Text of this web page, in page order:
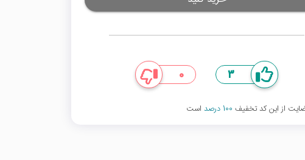
3
0
از این کد تخفیف 100 درصد است